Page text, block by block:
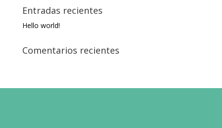
Entradas recientes
Hello world!
Comentarios recientes